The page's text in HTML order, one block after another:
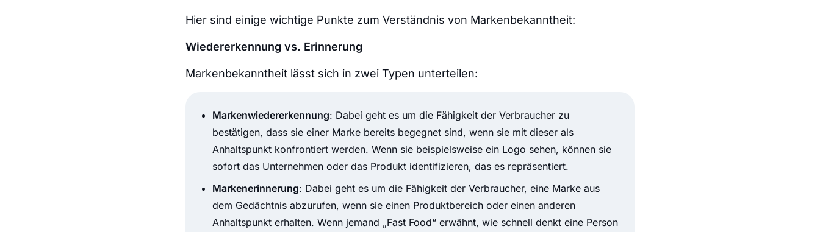
Hier sind einige wichtige Punkte zum Verständnis von Markenbekanntheit:
Wiedererkennung vs. Erinnerung
Markenbekanntheit lässt sich in zwei Typen unterteilen:
Markenwiedererkennung: Dabei geht es um die Fähigkeit der Verbraucher zu
bestätigen, dass sie einer Marke bereits begegnet sind, wenn sie mit dieser als
Anhaltspunkt konfrontiert werden. Wenn sie beispielsweise ein Logo sehen, können sie
sofort das Unternehmen oder das Produkt identifizieren, das es repräsentiert.
Markenerinnerung: Dabei geht es um die Fähigkeit der Verbraucher, eine Marke aus
dem Gedächtnis abzurufen, wenn sie einen Produktbereich oder einen anderen
Anhaltspunkt erhalten. Wenn jemand „Fast Food“ erwähnt, wie schnell denkt eine Person